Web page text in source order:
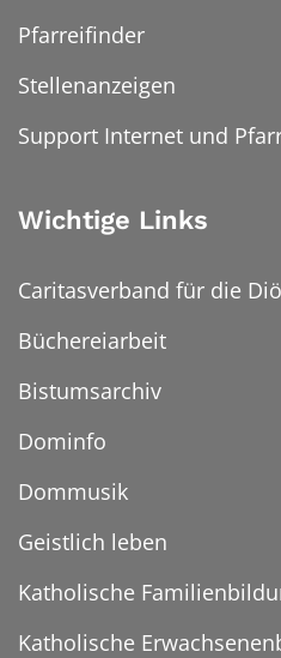
Pfarreifinder
Stellenanzeigen
Support Internet und
Wichtige Links
Caritasverband für die
Büchereiarbeit
Bistumsarchiv
Dominfo
Dommusik
Geistlich leben
Katholische
Katholische